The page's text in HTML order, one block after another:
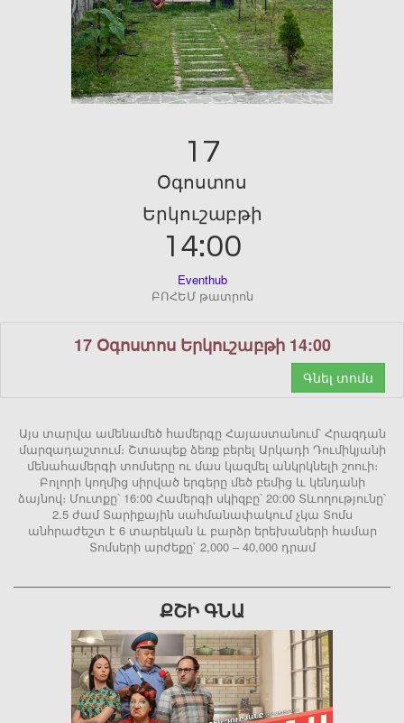
17
Օգոստոս
Երկուշաբթի
14:00
Eventhub
ԲՈՀԵՄ թատրոն
17 Օգոստոս Երկուշաբթի 14:00
Գնել տոմս
Այս տարվա ամենամեծ համերգը Հայաստանում՝ Հրազդան
մարզադաշտում։ Շտապեք ձեռք բերել Արկադի Դումիկյանի
մենահամերգի տոմսերը ու մաս կազմել անկրկնելի շոուի։
Բոլորի կողմից սիրված երգերը մեծ բեմից և կենդանի
ձայնով։ Մուտքը՝ 16:00 Համերգի սկիզբը՝ 20:00 Տևողությունը՝
2.5 ժամ Տարիքային սահմանափակում չկա Տոմս
անհրաժեշտ է 6 տարեկան և բարձր երեխաների համար
Տոմսերի արժեքը` 2,000 – 40,000 դրամ
ՔՇԻ ԳՆԱ